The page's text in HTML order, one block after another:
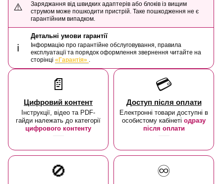
⚠️
Заряджання від швидких адаптерів або блоків із вищим
струмом може пошкодити пристрій. Таке пошкодження не є
гарантійним випадком.
ℹ️
Детальні умови гарантії
Інформацію про гарантійне обслуговування, правила
експлуатації та порядок оформлення звернення читайте на
сторінці «Гарантія» .
📄
Цифровий контент
Інструкції, відео та PDF-
гайди належать до категорії
цифрового контенту
💳
Доступ після оплати
Електронні товари доступні в
особистому кабінеті одразу
після оплати
🚫 ♾️